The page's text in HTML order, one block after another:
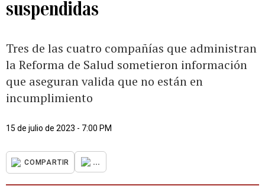
suspendidas
Tres de las cuatro compañías que administran
la Reforma de Salud sometieron información
que aseguran valida que no están en
incumplimiento
15 de julio de 2023 - 7:00 PM
COMPARTIR ...